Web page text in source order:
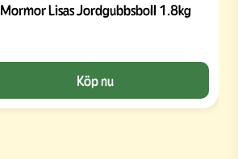
Mormor Lisas Jordgubbsboll 1.8kg
Köp nu